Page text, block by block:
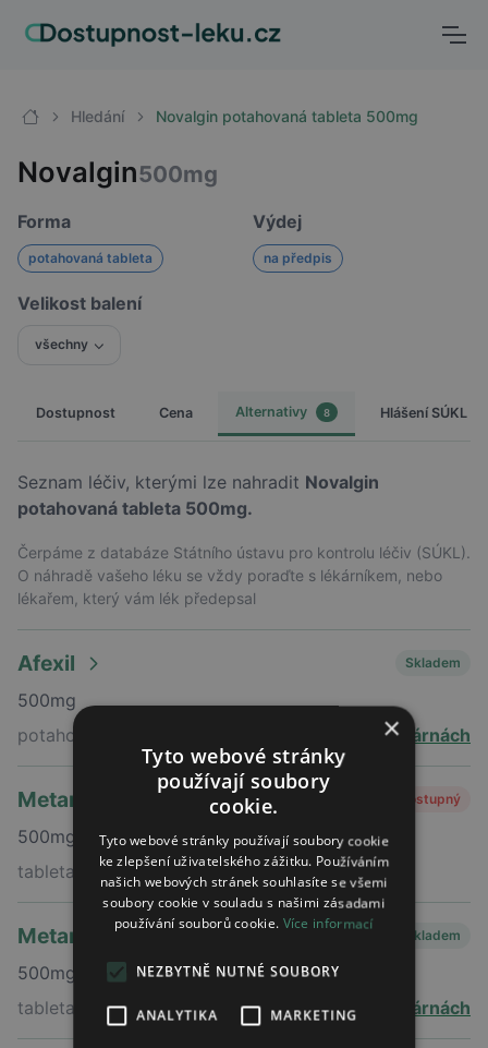
Hledání Novalgin potahovaná tableta 500mg
Novalgin500mg
Forma
potahovaná tableta
Výdej
na předpis
Velikost balení
všechny
Dostupnost Cena Alternativy 8 Hlášení SÚKL
Seznam léčiv, kterými lze nahradit Novalgin
potahovaná tableta 500mg.
Čerpáme z databáze Státního ústavu pro kontrolu léčiv (SÚKL).
O náhradě vašeho léku se vždy poraďte s lékárníkem, nebo
lékařem, který vám lék předepsal
Skladem
Afexil
potahovaná tableta
500mg
v 61 lékárnách
Nedostupný
Metamizol medreg
tableta
500mg
Skladem
Metamizol stada
tableta
500mg
v 68 lékárnách
×
Tyto webové stránky
používají soubory
cookie.
Tyto webové stránky používají soubory cookie
ke zlepšení uživatelského zážitku. Používáním
našich webových stránek souhlasíte se všemi
soubory cookie v souladu s našimi zásadami
používání souborů cookie. Více informací
NEZBYTNĚ NUTNÉ SOUBORY
ANALYTIKA MARKETING